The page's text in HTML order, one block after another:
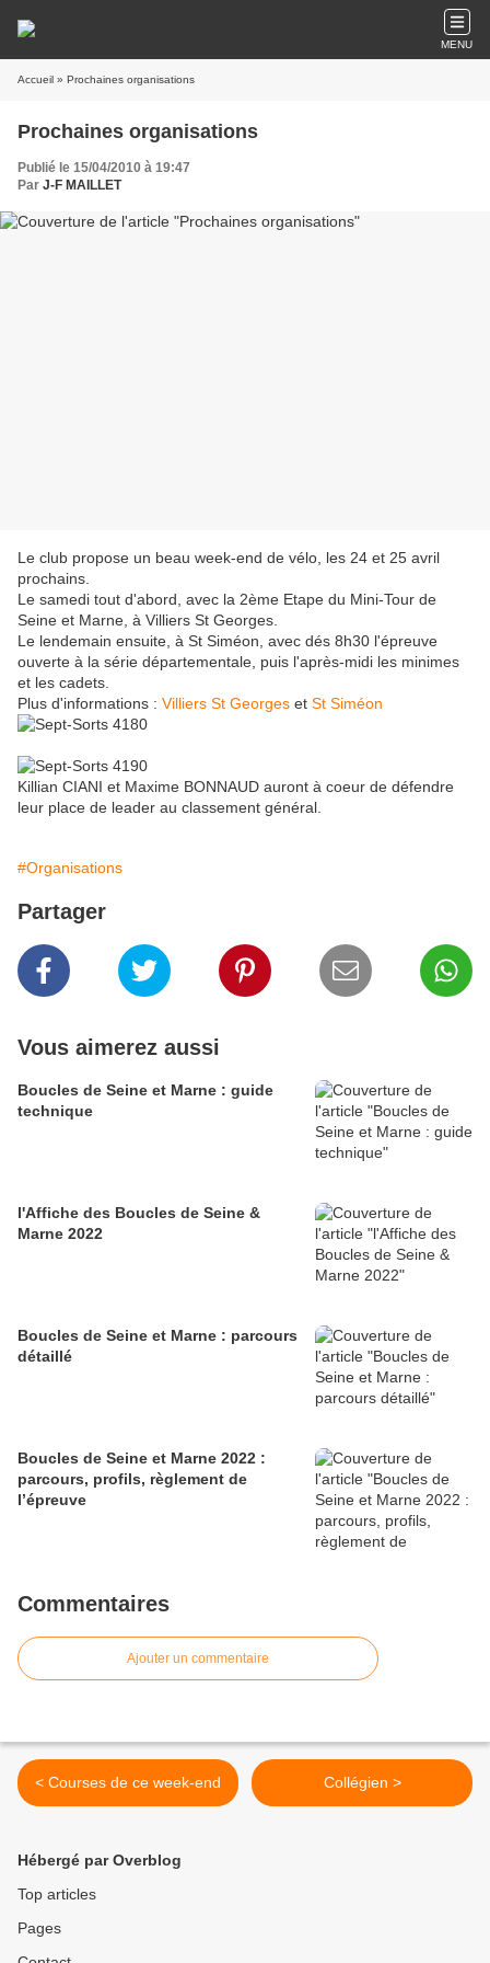
MENU
Accueil » Prochaines organisations
Prochaines organisations
Publié le 15/04/2010 à 19:47
Par J-F MAILLET
Le club propose un beau week-end de vélo, les 24 et 25 avril
prochains.
Le samedi tout d'abord, avec la 2ème Etape du Mini-Tour de
Seine et Marne, à Villiers St Georges.
Le lendemain ensuite, à St Siméon, avec dés 8h30 l'épreuve
ouverte à la série départementale, puis l'après-midi les minimes
et les cadets.
Plus d'informations : Villiers St Georges et St Siméon
Killian CIANI et Maxime BONNAUD auront à coeur de défendre
leur place de leader au classement général.
#Organisations
Partager
Vous aimerez aussi
Boucles de Seine et Marne : guide
technique
l'Affiche des Boucles de Seine &
Marne 2022
Boucles de Seine et Marne : parcours
détaillé
Boucles de Seine et Marne 2022 :
parcours, profils, règlement de
l’épreuve
Commentaires
Ajouter un commentaire
< Courses de ce week-end Collégien >
Hébergé par Overblog
Top articles
Pages